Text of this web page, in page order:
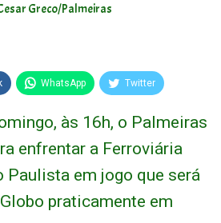
Greco/Palmeiras
WhatsApp Twitter
às 16h, o Palmeiras
enfrentar a Ferroviária
Paulista em jogo que será
praticamente em